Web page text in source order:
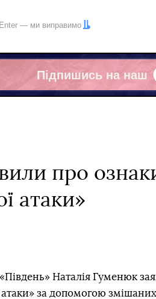
Enter — ми виправимо
Підпишись на наш
Facebook
про
атаки»
Наталія Гуменюк
атаки» за допомогою